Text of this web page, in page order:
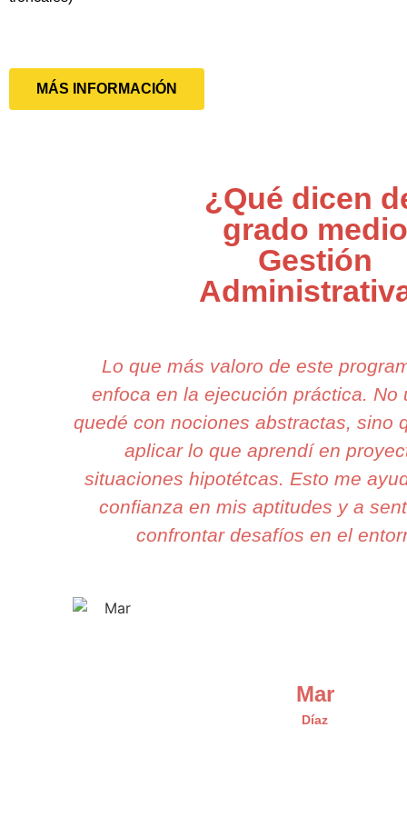
MÁS INFORMACIÓN
¿Qué dicen
grado medio
Gestión
Lo que más valoro de este
enfoca en la ejecución práctica. No
quedé con nociones abstractas, sino
aplicar lo que aprendí en
situaciones hipotétcas. Esto me
confianza en mis aptitudes y a
confrontar desafíos en el
Mar
Díaz